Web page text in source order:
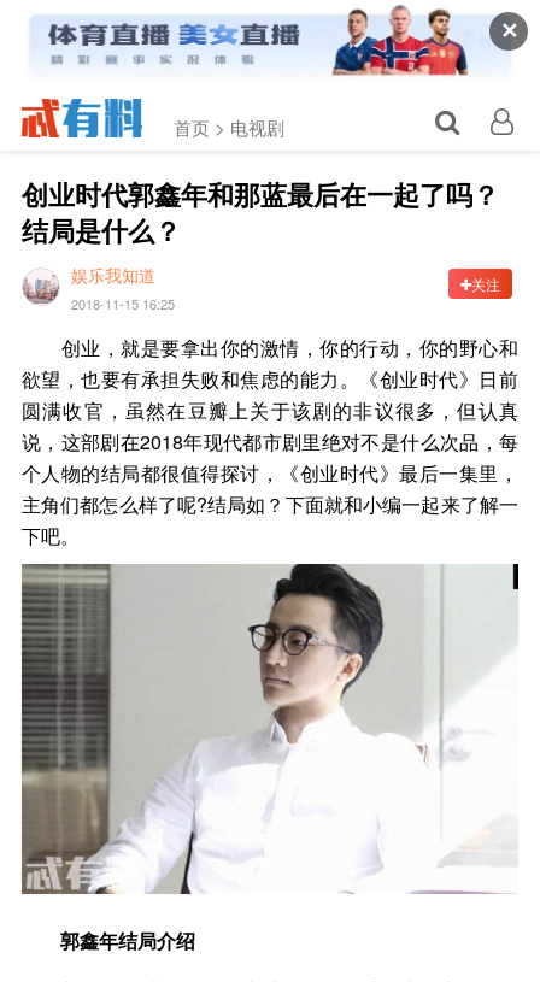
✕
首页 > 电视剧
创业时代郭鑫年和那蓝最后在一起了吗？
结局是什么？
娱乐我知道
2018-11-15 16:25
关注
创业，就是要拿出你的激情，你的行动，你的野心和
欲望，也要有承担失败和焦虑的能力。《创业时代》日前
圆满收官，虽然在豆瓣上关于该剧的非议很多，但认真
说，这部剧在2018年现代都市剧里绝对不是什么次品，每
个人物的结局都很值得探讨，《创业时代》最后一集里，
主角们都怎么样了呢?结局如？下面就和小编一起来了解一
下吧。
郭鑫年结局介绍